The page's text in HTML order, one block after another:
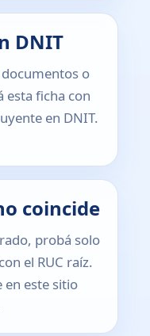
DNIT
o
esta ficha con
en DNIT.
coincide
probá solo
el RUC raíz.
en este sitio